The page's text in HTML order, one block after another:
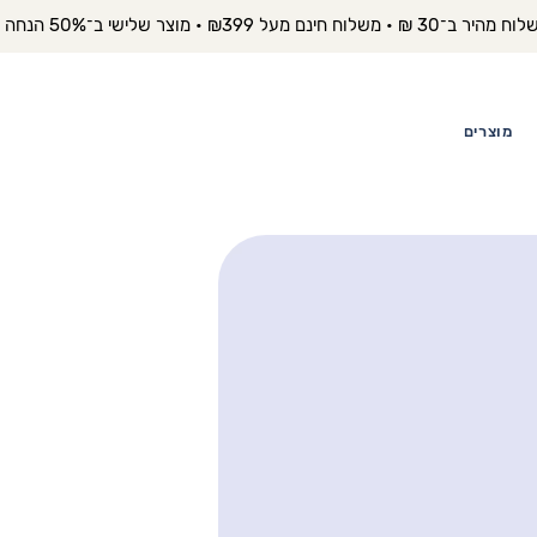
ב־30 ₪ • משלוח חינם מעל ₪399 • מוצר שלישי ב־50% הנחה
מוצרים